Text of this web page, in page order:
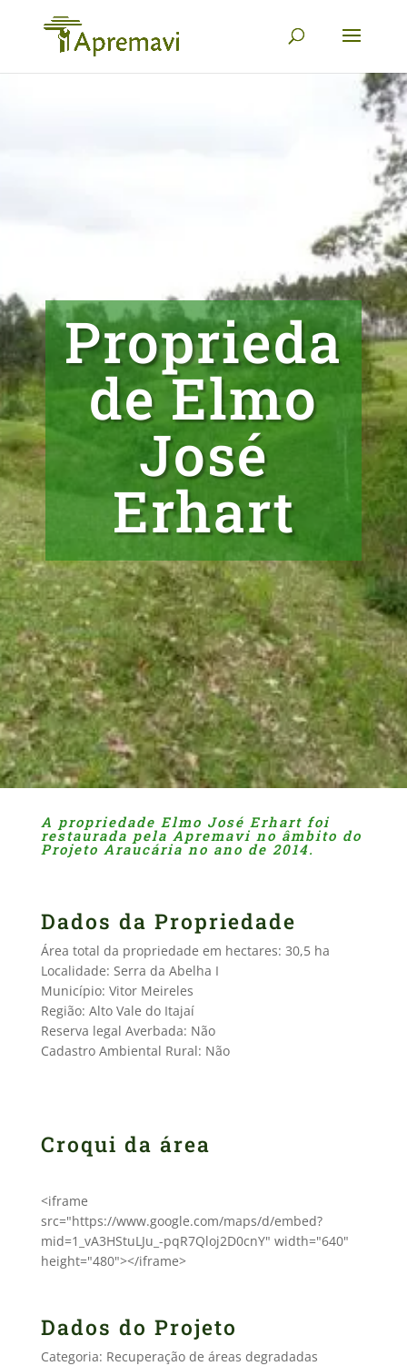
Proprieda
de Elmo
José
Erhart
A propriedade Elmo José Erhart foi
restaurada pela Apremavi no âmbito do
Projeto Araucária no ano de 2014.
Dados da Propriedade
Área total da propriedade em hectares: 30,5 ha
Localidade: Serra da Abelha I
Município: Vitor Meireles
Região: Alto Vale do Itajaí
Reserva legal Averbada: Não
Cadastro Ambiental Rural: Não
Croqui da área
<iframe
src="https://www.google.com/maps/d/embed?
mid=1_vA3HStuLJu_-pqR7Qloj2D0cnY" width="640"
height="480"></iframe>
Dados do Projeto
Categoria: Recuperação de áreas degradadas